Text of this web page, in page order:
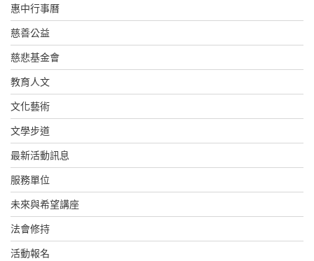
惠中行事曆
慈善公益
慈悲基金會
教育人文
文化藝術
文學步道
最新活動訊息
服務單位
未來與希望講座
法會修持
活動報名